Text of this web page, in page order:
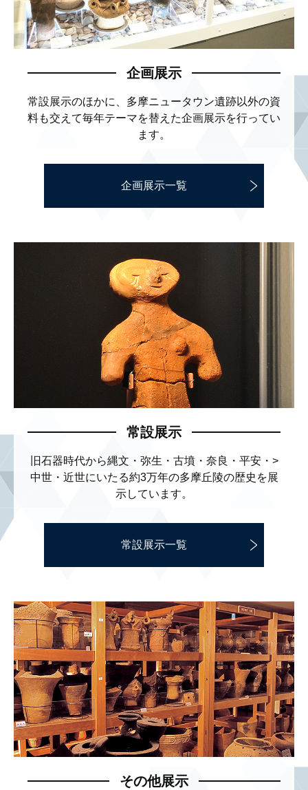
企画展示
常設展示のほかに、多摩ニュータウン遺跡以外の資
料も交えて毎年テーマを替えた企画展示を行ってい
ます。
企画展示一覧
常設展示
旧石器時代から縄文・弥生・古墳・奈良・平安・ >
中世・近世にいたる約3万年の多摩丘陵の歴史を展
示しています。
常設展示一覧
その他展示